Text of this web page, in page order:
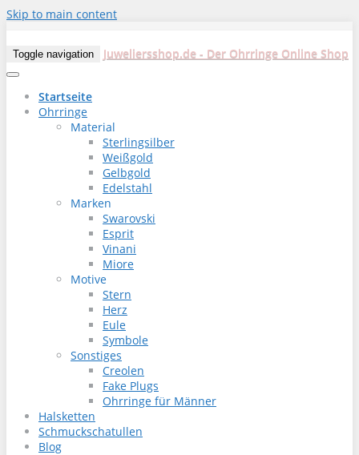
Skip to main content
Toggle navigation Juweliersshop.de - Der Ohrringe Online Shop
Startseite
Ohrringe
Material
Sterlingsilber
Weißgold
Gelbgold
Edelstahl
Marken
Swarovski
Esprit
Vinani
Miore
Motive
Stern
Herz
Eule
Symbole
Sonstiges
Creolen
Fake Plugs
Ohrringe für Männer
Halsketten
Schmuckschatullen
Blog